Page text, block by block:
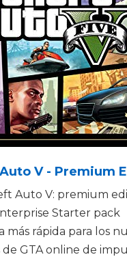
V - Premium
Auto V: premium
Starter pack
más rápida para los
GTA online de